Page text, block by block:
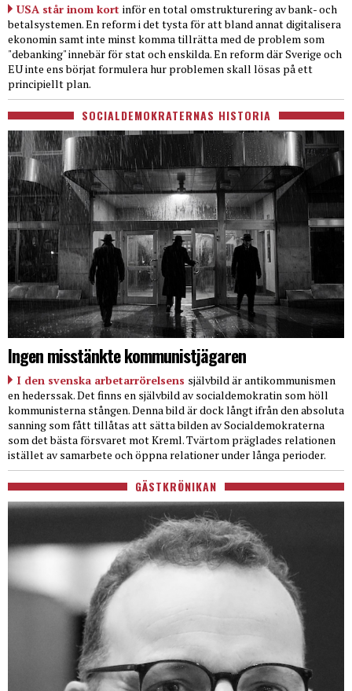
USA står inom kort inför en total omstrukturering av bank- och
betalsystemen. En reform i det tysta för att bland annat digitalisera
ekonomin samt inte minst komma tillrätta med de problem som
"debanking" innebär för stat och enskilda. En reform där Sverige och
EU inte ens börjat formulera hur problemen skall lösas på ett
principiellt plan.
SOCIALDEMOKRATERNAS HISTORIA
Ingen misstänkte kommunistjägaren
I den svenska arbetarrörelsens självbild är antikommunismen
en hederssak. Det finns en självbild av socialdemokratin som höll
kommunisterna stången. Denna bild är dock långt ifrån den absoluta
sanning som fått tillåtas att sätta bilden av Socialdemokraterna
som det bästa försvaret mot Kreml. Tvärtom präglades relationen
istället av samarbete och öppna relationer under långa perioder.
GÄSTKRÖNIKAN